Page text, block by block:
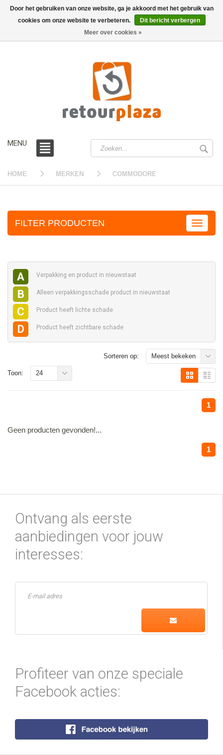
MENU
HOME MERKEN COMMODORE
FILTER PRODUCTEN
A Verpakking en product in nieuwstaat
B Alleen verpakkingsschade product in nieuwstaat
C Product heeft lichte schade
D Product heeft zichtbare schade
Sorteren op: Meest bekeken
1
Toon: 24
Geen producten gevonden!...
1
Ontvang als eerste
aanbiedingen voor jouw
interesses:
Profiteer van onze speciale
Facebook acties:
Door het gebruiken van onze website, ga je akkoord met het gebruik van
cookies om onze website te verbeteren.
Dit bericht verbergen
Meer over cookies »